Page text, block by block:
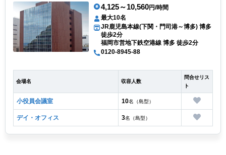
4,125～10,560円/時間
最大10名
JR鹿児島本線(下関・門司港～博多) 博多
徒歩2分
福岡市営地下鉄空港線 博多 徒歩2分
0120-8945-88
会場名 収容人数
問合せリス
ト
小役員会議室 10名（島型）
デイ・オフィス 3名（島型）